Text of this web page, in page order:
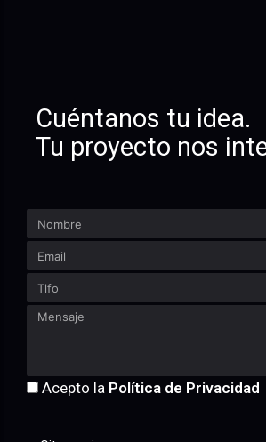
Cuéntanos tu idea.
Tu proyecto nos
Acepto la Política de Privacidad